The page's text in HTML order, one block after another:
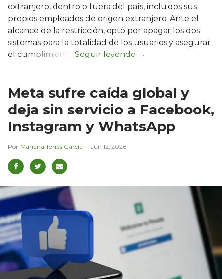
extranjero, dentro o fuera del país, incluidos sus
propios empleados de origen extranjero. Ante el
alcance de la restricción, optó por apagar los dos
sistemas para la totalidad de los usuarios y asegurar
el cumplimiento.
Meta sufre caída global y
deja sin servicio a Facebook,
Instagram y WhatsApp
Mariana Torres García Jun 12, 2026